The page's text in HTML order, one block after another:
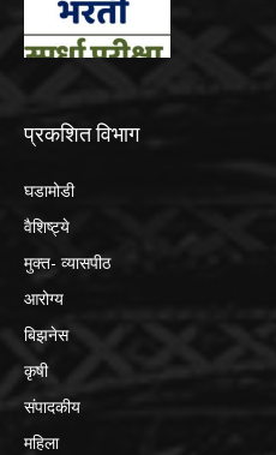
प्रकशित विभाग
घडामोडी
वैशिष्ट्ये
मुक्त- व्यासपीठ
आरोग्य
बिझनेस
कृषी
संपादकीय
महिला